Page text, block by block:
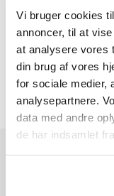
Vi bruger cookies
annoncer, til at
at analysere vores
din brug af vores
for sociale medier,
analysepartnere.
data med andre
de har indsamlet
12
59,-